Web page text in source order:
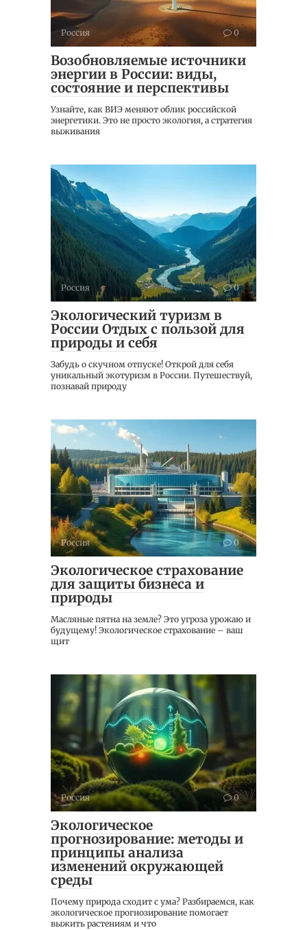
Россия 0
Возобновляемые источники
энергии в России: виды,
состояние и перспективы
Узнайте, как ВИЭ меняют облик российской
энергетики. Это не просто экология, а стратегия
выживания
Россия 0
Экологический туризм в
России Отдых с пользой для
природы и себя
Забудь о скучном отпуске! Открой для себя
уникальный экотуризм в России. Путешествуй,
познавай природу
Россия 0
Экологическое страхование
для защиты бизнеса и
природы
Масляные пятна на земле? Это угроза урожаю и
будущему! Экологическое страхование – ваш
щит
Россия 0
Экологическое
прогнозирование: методы и
принципы анализа
изменений окружающей
среды
Почему природа сходит с ума? Разбираемся, как
экологическое прогнозирование помогает
выжить растениям и что